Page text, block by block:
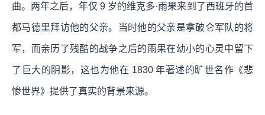
曲。两年之后，年仅 9 岁的维克多·雨果来到了西班牙的首
都马德里拜访他的父亲。当时他的父亲是拿破仑军队的将
军，而亲历了残酷的战争之后的雨果在幼小的心灵中留下
了巨大的阴影，这也为他在 1830 年著述的旷世名作《悲
惨世界》提供了真实的背景来源。